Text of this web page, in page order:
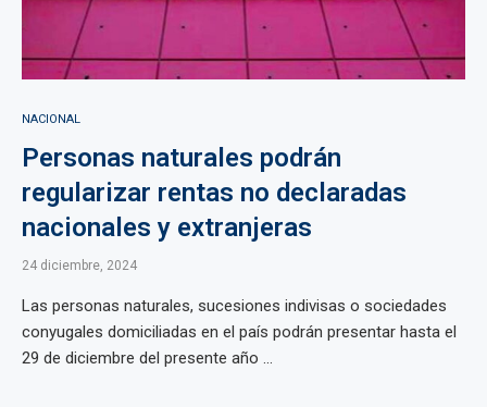
NACIONAL
Personas naturales podrán
regularizar rentas no declaradas
nacionales y extranjeras
24 diciembre, 2024
Las personas naturales, sucesiones indivisas o sociedades
conyugales domiciliadas en el país podrán presentar hasta el
29 de diciembre del presente año ...